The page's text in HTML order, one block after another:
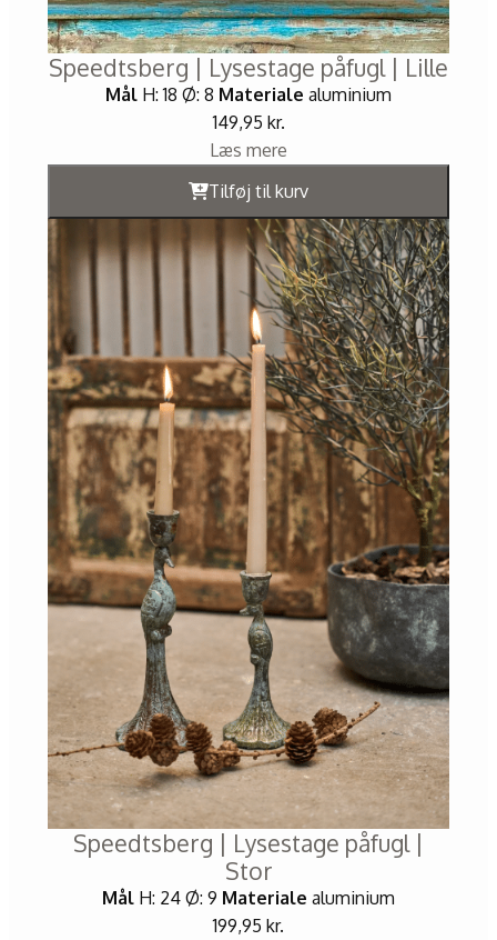
Speedtsberg | Lysestage påfugl | Lille
Mål H: 18 Ø: 8 Materiale aluminium
149,95 kr.
Læs mere
Tilføj til kurv
Speedtsberg | Lysestage påfugl |
Stor
Mål H: 24 Ø: 9 Materiale aluminium
199,95 kr.